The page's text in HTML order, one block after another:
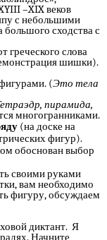
–XIX веков
с небольшими
большого сходства с
греческого слова
шишки).
(Это тела
пирамида,
многогранниками.
(на доске на
фигур).
обоснован выбор
своими руками
вам необходимо
фигуру, обсуждаем
диктант. Я